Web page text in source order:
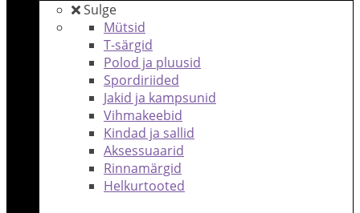
Sulge
Mütsid
T-särgid
Polod ja pluusid
Spordiriided
Jakid ja kampsunid
Vihmakeebid
Kindad ja sallid
Aksessuaarid
Rinnamärgid
Helkurtooted